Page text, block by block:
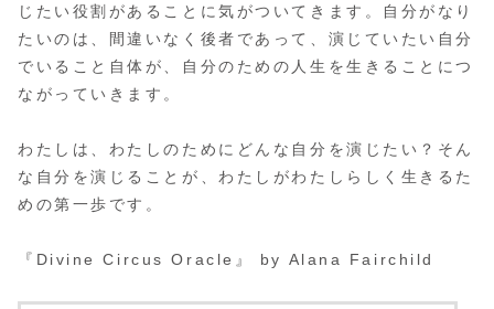
じたい役割があることに気がついてきます。自分がなり
たいのは、間違いなく後者であって、演じていたい自分
でいること自体が、自分のための人生を生きることにつ
ながっていきます。
わたしは、わたしのためにどんな自分を演じたい？そん
な自分を演じることが、わたしがわたしらしく生きるた
めの第一歩です。
『Divine Circus Oracle』 by Alana Fairchild